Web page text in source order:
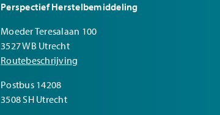
Perspectief Herstelbemiddeling
Moeder Teresalaan 100
3527 WB Utrecht
Routebeschrijving
Postbus 14208
3508 SH Utrecht